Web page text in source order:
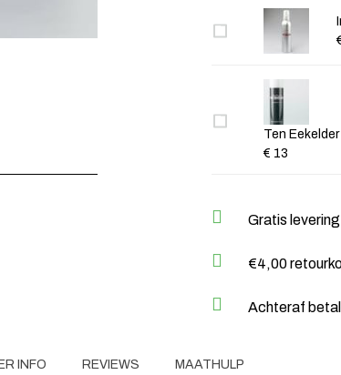
Ten
€ 13
Gratis
€4,00
Achteraf
INFO REVIEWS MAATHULP